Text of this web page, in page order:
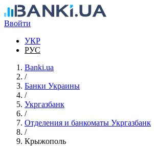
Перейти к основному содержанию
Ввойти
УКР
РУС
Banki.ua
/
Банки Украины
/
Укргазбанк
/
Отделения и банкоматы Укргазбанк
/
Крыжополь